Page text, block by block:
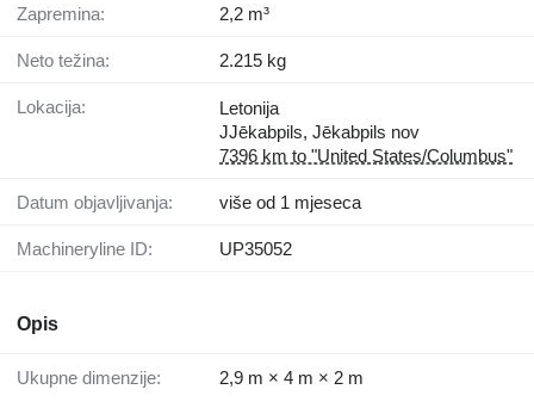
Zapremina: 2,2 m³
Neto težina: 2.215 kg
Lokacija:
Letonija
JJēkabpils, Jēkabpils nov
7396 km to "United States/Columbus"
Datum objavljivanja: više od 1 mjeseca
Machineryline ID: UP35052
Opis
Ukupne dimenzije: 2,9 m × 4 m × 2 m